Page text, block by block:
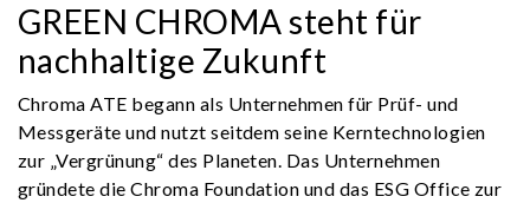
GREEN CHROMA steht für
nachhaltige Zukunft
Chroma ATE begann als Unternehmen für Prüf- und
Messgeräte und nutzt seitdem seine Kerntechnologien
zur „Vergrünung“ des Planeten. Das Unternehmen
gründete die Chroma Foundation und das ESG Office zur